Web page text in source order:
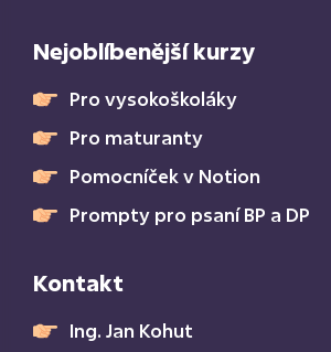
Nejoblíbenější kurzy
Pro vysokoškoláky
Pro maturanty
Pomocníček v Notion
Prompty pro psaní BP a DP
Kontakt
Ing. Jan Kohut